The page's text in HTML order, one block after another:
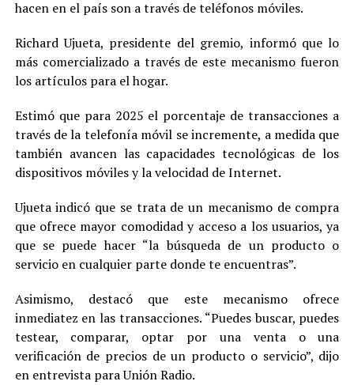
hacen en el país son a través de teléfonos móviles.
Richard Ujueta, presidente del gremio, informó que lo
más comercializado a través de este mecanismo fueron
los artículos para el hogar.
Estimó que para 2025 el porcentaje de transacciones a
través de la telefonía móvil se incremente, a medida que
también avancen las capacidades tecnológicas de los
dispositivos móviles y la velocidad de Internet.
Ujueta indicó que se trata de un mecanismo de compra
que ofrece mayor comodidad y acceso a los usuarios, ya
que se puede hacer “la búsqueda de un producto o
servicio en cualquier parte donde te encuentras”.
Asimismo, destacó que este mecanismo ofrece
inmediatez en las transacciones. “Puedes buscar, puedes
testear, comparar, optar por una venta o una
verificación de precios de un producto o servicio”, dijo
en entrevista para Unión Radio.